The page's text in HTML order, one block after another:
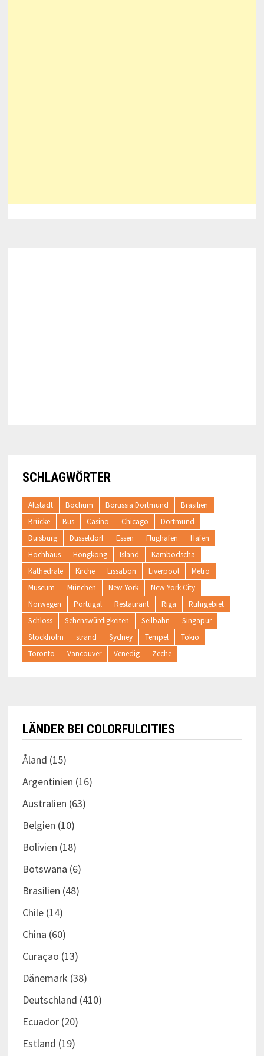
SCHLAGWÖRTER
Altstadt Bochum Borussia Dortmund
Brasilien
Brücke
Bus Casino Chicago
Dortmund
Duisburg
Düsseldorf Essen Flughafen
Hafen
Hochhaus
Hongkong Island
Kambodscha
Kathedrale
Kirche Lissabon Liverpool
Metro
Museum
München New York
New York City
Norwegen
Portugal Restaurant Riga
Ruhrgebiet
Schloss
Sehenswürdigkeiten Seilbahn
Singapur
Stockholm
strand Sydney Tempel
Tokio
Toronto
Vancouver Venedig Zeche
LÄNDER BEI COLORFULCITIES
Åland (15)
Argentinien (16)
Australien (63)
Belgien (10)
Bolivien (18)
Botswana (6)
Brasilien (48)
Chile(14)
China (60)
Curaçao (13)
Dänemark (38)
Deutschland (410)
Ecuador(20)
Estland (19)